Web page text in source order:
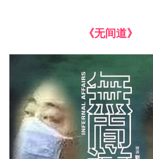
《无间道》